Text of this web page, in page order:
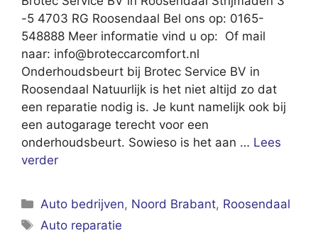
-5 4703 RG Roosendaal Bel ons op: 0165-
548888 Meer informatie vind u op: Of mail
naar: info@broteccarcomfort.nl
Onderhoudsbeurt bij Brotec Service BV in
Roosendaal Natuurlijk is het niet altijd zo dat
een reparatie nodig is. Je kunt namelijk ook bij
een autogarage terecht voor een
onderhoudsbeurt. Sowieso is het aan … Lees
verder
Categorieën
Auto bedrijven, Noord Brabant, Roosendaal
Tags
Auto reparatie